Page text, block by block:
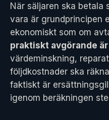
När säljaren ska betala
vara är grundprincipen
ekonomiskt som om
praktiskt avgörande
värdeminskning,
följdkostnader ska
faktiskt är
igenom beräkningen